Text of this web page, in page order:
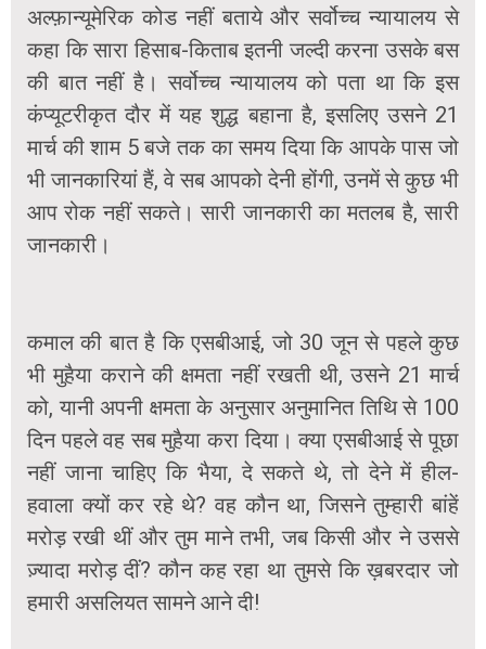
अल्फ़ान्यूमेरिक कोड नहीं बताये और सर्वोच्च न्यायालय से
कहा कि सारा हिसाब-किताब इतनी जल्दी करना उसके बस
की बात नहीं है। सर्वोच्च न्यायालय को पता था कि इस
कंप्यूटरीकृत दौर में यह शुद्ध बहाना है, इसलिए उसने 21
मार्च की शाम 5 बजे तक का समय दिया कि आपके पास जो
भी जानकारियां हैं, वे सब आपको देनी होंगी, उनमें से कुछ भी
आप रोक नहीं सकते। सारी जानकारी का मतलब है, सारी
जानकारी।
कमाल की बात है कि एसबीआई, जो 30 जून से पहले कुछ
भी मुहैया कराने की क्षमता नहीं रखती थी, उसने 21 मार्च
को, यानी अपनी क्षमता के अनुसार अनुमानित तिथि से 100
दिन पहले वह सब मुहैया करा दिया। क्या एसबीआई से पूछा
नहीं जाना चाहिए कि भैया, दे सकते थे, तो देने में हील-
हवाला क्यों कर रहे थे? वह कौन था, जिसने तुम्हारी बांहें
मरोड़ रखी थीं और तुम माने तभी, जब किसी और ने उससे
ज़्यादा मरोड़ दीं? कौन कह रहा था तुमसे कि ख़बरदार जो
हमारी असलियत सामने आने दी!